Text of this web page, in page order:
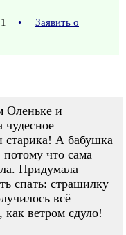
•
Заявить о
Оленьке и
чудесное
старика! А бабушка
потому что сама
Придумала
спать: страшилку
всё
ветром сдуло!